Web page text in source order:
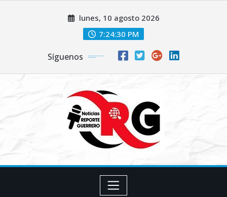
lunes, 10 agosto 2026
7:24:31 PM
Síguenos